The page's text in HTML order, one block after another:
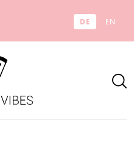
DE EN